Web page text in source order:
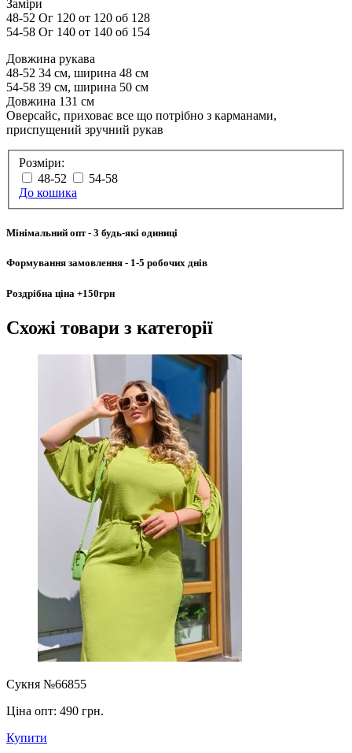
Заміри
48-52 Ог 120 от 120 об 128
54-58 Ог 140 от 140 об 154
Довжина рукава
48-52 34 см, ширина 48 см
54-58 39 см, ширина 50 см
Довжина 131 см
Оверсайс, приховає все що потрібно з карманами,
приспущений зручний рукав
Розміри:
48-52
54-58
До кошика
Мінімальний опт- 3 будь-які одиниці
Формування замовлення - 1-5 робочих днів
Роздрібна ціна +150грн
Схожі товари з категорії
Сукня №66855
Ціна опт: 490 грн.
Купити